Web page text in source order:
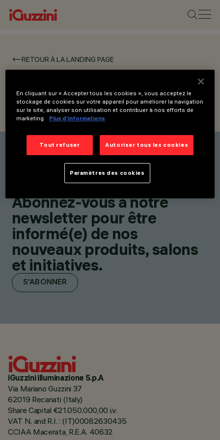
RETOUR À LA LANDING PAGE
RESIDENTIAL
Restez informé(e) de nos
dernières innovations.
Abonnez-vous à notre
newsletter pour être
informé(e) de nos
nouveaux produits, salons
et initiatives.
S'ABONNER
iGuzzini illuminazione S.p.A
Via Mariano Guzzini 37
62019 Recanati (Italy)
Share Capital €21.050.000,00 i.v.
VAT N. and R.I. : (IT)00082630435
CCIAA Macerata, R.E.A. 40632
En cliquant sur « Accepter tous les cookies », vous acceptez le
stockage de cookies sur votre appareil pour améliorer la navigation
sur le site, analyser son utilisation et contribuer à nos efforts de
marketing.
Plus d’informations
Tout refuser Autoriser tous les cookies
Paramètres des cookies